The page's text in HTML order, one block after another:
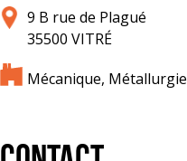
9 B rue de Plagué
35500 VITRÉ
Mécanique, Métallurgie